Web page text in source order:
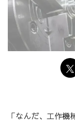
「なんだ、工作